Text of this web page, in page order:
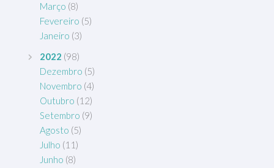
Março (8)
Fevereiro (5)
Janeiro (3)
2022 (98)
Dezembro (5)
Novembro (4)
Outubro (12)
Setembro (9)
Agosto (5)
Julho (11)
Junho (8)